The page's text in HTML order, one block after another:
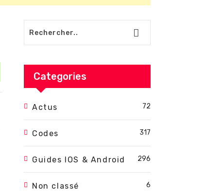
Categories
Actus 72
Codes 317
Guides IOS & Android 296
Non classé 6